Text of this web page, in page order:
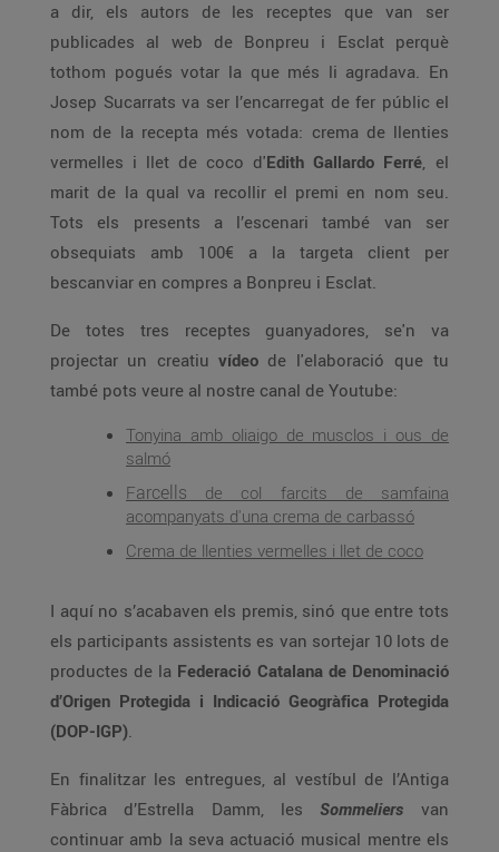
a dir, els autors de les receptes que van ser
publicades al web de Bonpreu i Esclat perquè
tothom pogués votar la que més li agradava. En
Josep Sucarrats va ser l’encarregat de fer públic el
nom de la recepta més votada: crema de llenties
vermelles i llet de coco d'Edith Gallardo Ferré, el
marit de la qual va recollir el premi en nom seu.
Tots els presents a l’escenari també van ser
obsequiats amb 100€ a la targeta client per
bescanviar en compres a Bonpreu i Esclat.
De totes tres receptes guanyadores, se'n va
projectar un creatiu vídeo de l'elaboració que tu
també pots veure al nostre canal de Youtube:
Tonyina amb oliaigo de musclos i ous de
salmó
Farcells de col farcits de samfaina
acompanyats d'una crema de carbassó
Crema de llenties vermelles i llet de coco
I aquí no s’acabaven els premis, sinó que entre tots
els participants assistents es van sortejar 10 lots de
productes de la Federació Catalana de Denominació
d’Origen Protegida i Indicació Geogràfica Protegida
(DOP-IGP).
En finalitzar les entregues, al vestíbul de l’Antiga
Fàbrica d’Estrella Damm, les Sommeliers van
continuar amb la seva actuació musical mentre els